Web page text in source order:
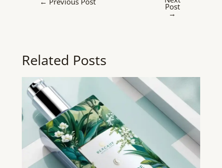
Post
→
Related Posts